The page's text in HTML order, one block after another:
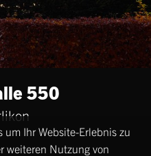
550
um Ihr Website-Erlebnis zu
weiteren Nutzung von